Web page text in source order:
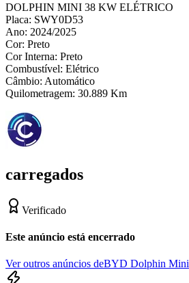
DOLPHIN MINI 38 KW ELÉTRICO
Placa: SWY0D53
Ano: 2024/2025
Cor: Preto
Cor Interna: Preto
Combustível: Elétrico
Câmbio: Automático
Quilometragem: 30.889 Km
carregados
Verificado
Este anúncio está encerrado
Ver outros anúncios deBYD Dolphin Mini